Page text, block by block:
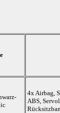
4x Airbag,
ABS,